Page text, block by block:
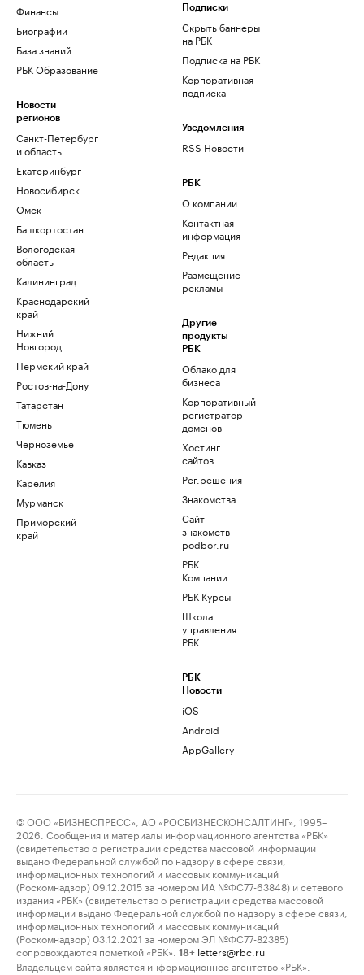
Финансы
Биографии
База знаний
РБК Образование
Новости
регионов
Санкт-Петербург
и область
Екатеринбург
Новосибирск
Омск
Башкортостан
Вологодская
область
Калининград
Краснодарский
край
Нижний
Новгород
Пермский край
Ростов-на-Дону
Татарстан
Тюмень
Черноземье
Кавказ
Карелия
Мурманск
Приморский
край
Подписки
Скрыть баннеры
на РБК
Подписка на РБК
Корпоративная
подписка
Уведомления
RSS Новости
РБК
О компании
Контактная
информация
Редакция
Размещение
рекламы
Другие
продукты
РБК
Облако для
бизнеса
Корпоративный
регистратор
доменов
Хостинг
сайтов
Рег.решения
Знакомства
Сайт
знакомств
podbor.ru
РБК
Компании
РБК Курсы
Школа
управления
РБК
РБК
Новости
iOS
Android
AppGallery
© ООО «БИЗНЕСПРЕСС», АО «РОСБИЗНЕСКОНСАЛТИНГ», 1995–
2026. Сообщения и материалы информационного агентства «РБК»
(свидетельство о регистрации средства массовой информации
выдано Федеральной службой по надзору в сфере связи,
информационных технологий и массовых коммуникаций
(Роскомнадзор) 09.12.2015 за номером ИА №ФС77-63848) и сетевого
издания «РБК» (свидетельство о регистрации средства массовой
информации выдано Федеральной службой по надзору в сфере связи,
информационных технологий и массовых коммуникаций
(Роскомнадзор) 03.12.2021 за номером ЭЛ №ФС77-82385)
сопровождаются пометкой «РБК».
18+ letters@rbc.ru
Владельцем сайта является информационное агентство «РБК».